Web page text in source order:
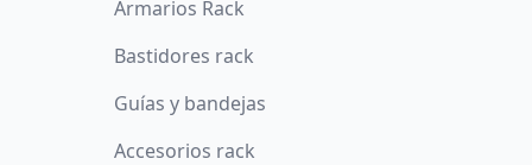
Armarios Rack
Bastidores rack
Guías y bandejas
Accesorios rack